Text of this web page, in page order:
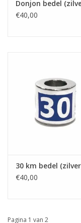
Donjon bedel
€40,00
30 km bedel
€40,00
Pagina 1 van 2